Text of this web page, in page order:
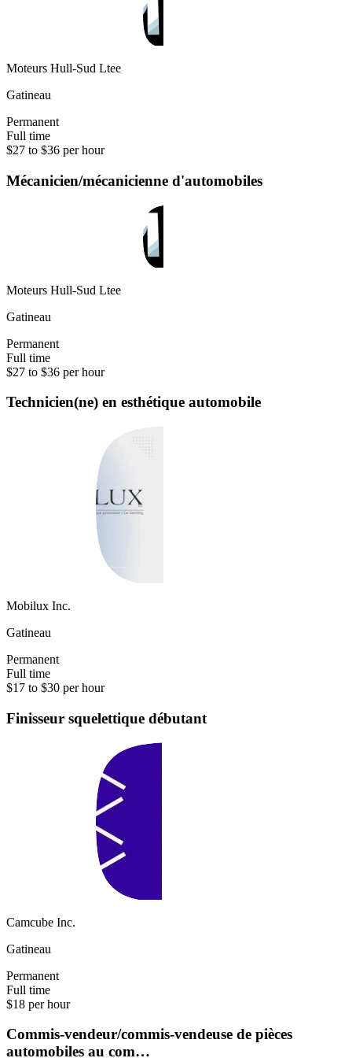
Moteurs Hull-Sud Ltee
Gatineau
Permanent
Full time
$27 to $36 per hour
Mécanicien/mécanicienne d'automobiles
Moteurs Hull-Sud Ltee
Gatineau
Permanent
Full time
$27 to $36 per hour
Technicien(ne) en esthétique automobile
Mobilux Inc.
Gatineau
Permanent
Full time
$17 to $30 per hour
Finisseur squelettique débutant
Camcube Inc.
Gatineau
Permanent
Full time
$18 per hour
Commis-vendeur/commis-vendeuse de pièces
automobiles au com…